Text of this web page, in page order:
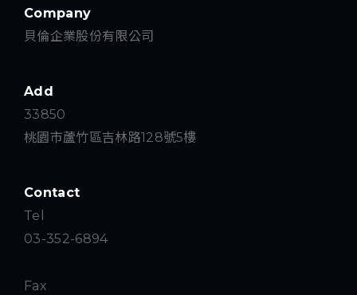
Company
貝倫企業股份有限公司
Add
33850
桃園市蘆竹區吉林路128號5樓
Contact
Tel
03-352-6894
Fax